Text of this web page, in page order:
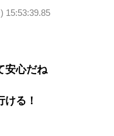
15:53:39.85
安心だね
る！